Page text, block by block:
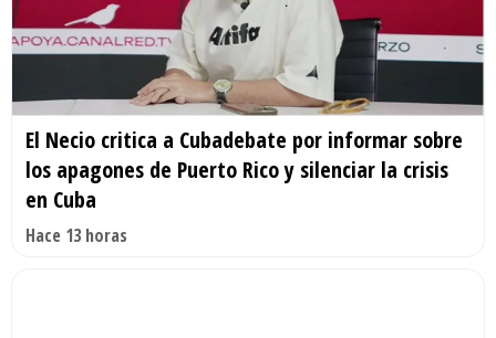
El Necio critica a Cubadebate por informar sobre
los apagones de Puerto Rico y silenciar la crisis
en Cuba
Hace 13 horas